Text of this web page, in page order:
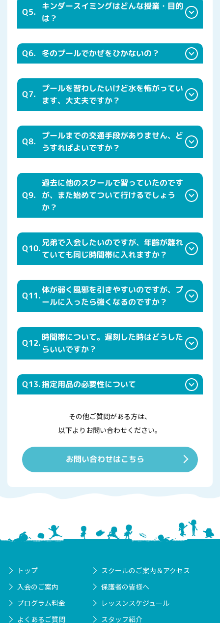
Q5.
キンダースイミングはどんな授業・目的
は？
Q6. 冬のプールでかぜをひかないの？
Q7.
プールを習わしたいけど水を怖がってい
ます、大丈夫ですか？
Q8.
プールまでの交通手段がありません、ど
うすればよいですか？
Q9.
過去に他のスクールで習っていたのです
が、また始めてついて行けるでしょう
か？
Q10.
兄弟で入会したいのですが、年齢が離れ
ていても同じ時間帯に入れますか？
Q11.
体が弱く風邪を引きやすいのですが、プ
ールに入ったら強くなるのですか？
Q12.
時間帯について。遅刻した時はどうした
らいいですか？
Q13.指定用品の必要性について
その他ご質問がある方は、
以下よりお問い合わせください。
お問い合わせはこちら
トップ
スクールのご案内＆アクセス
入会のご案内
保護者の皆様へ
プログラム料金
レッスンスケジュール
よくあるご質問
スタッフ紹介